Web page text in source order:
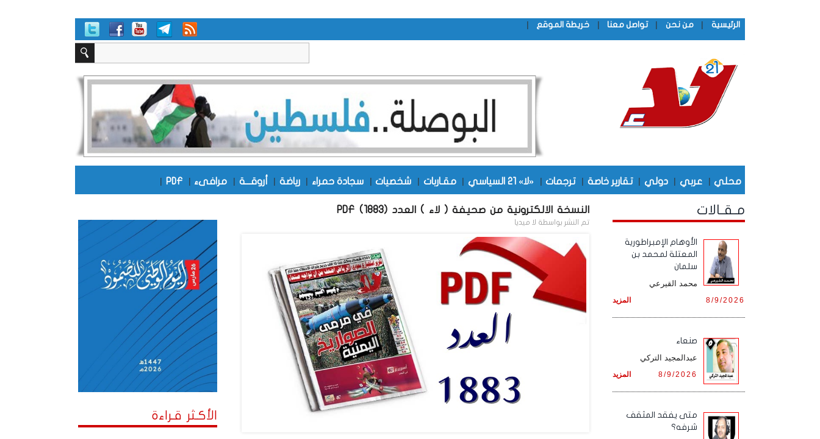
الرئيسية | من نحن | تواصل معنا | خريطة الموقع |
محلي | عربي | دولي | تقارير خاصة | ترجمات | «لا» 21 السياسي | مقـاربات | شخصيات | سجادة حمراء | رياضة | أروقـــة | مرافىء |
PDF
|
الأكـثر قـراءة
النسخة الالكترونية من صحيفة ( لاء ) العدد (1883) PDF
تم النشر بواسطة لا ميديا
مـقـالات
الأوهام الإمبراطورية
المعتلة لمحمد بن
سلمان
محمد القيرعي
المزيد 8/9/2026
صنعاء
عبدالمجيد التركي
المزيد 8/9/2026
متى يفقد المثقف
شرفه؟